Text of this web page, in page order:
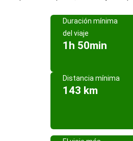
Duración mínima
del viaje
1h 50min
Distancia mínima
143 km